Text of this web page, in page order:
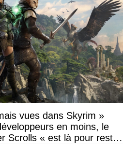
vues dans Skyrim »
en moins, le
Scrolls « est là pour rester